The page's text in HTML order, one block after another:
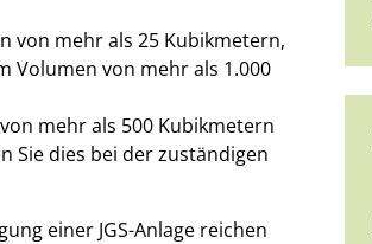
von mehr als 25 Kubikmetern,
Volumen von mehr als 1.000
mehr als 500 Kubikmetern
Sie dies bei der zuständigen
einer JGS-Anlage reichen